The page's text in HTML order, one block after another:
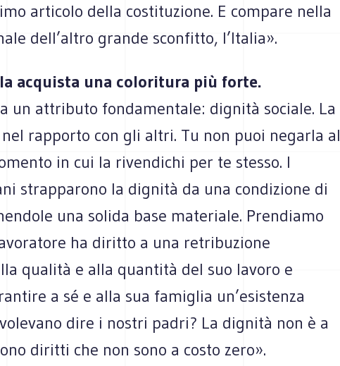
articolo della costituzione. E compare nella
dell’altro grande sconfitto, l’Italia».
acquista una coloritura più forte.
un attributo fondamentale: dignità sociale. La
rapporto con gli altri. Tu non puoi negarla al
in cui la rivendichi per te stesso. I
strapparono la dignità da una condizione di
una solida base materiale. Prendiamo
ha diritto a una retribuzione
qualità e alla quantità del suo lavoro e
a sé e alla sua famiglia un’esistenza
dire i nostri padri? La dignità non è a
diritti che non sono a costo zero».